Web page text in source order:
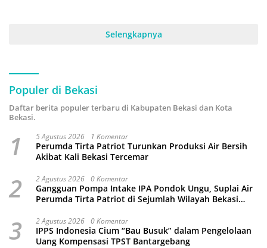
Selengkapnya
Populer di Bekasi
Daftar berita populer terbaru di Kabupaten Bekasi dan Kota
Bekasi.
1 5 Agustus 2026 1 Komentar
Perumda Tirta Patriot Turunkan Produksi Air Bersih
Akibat Kali Bekasi Tercemar
2 2 Agustus 2026 0 Komentar
Gangguan Pompa Intake IPA Pondok Ungu, Suplai Air
Perumda Tirta Patriot di Sejumlah Wilayah Bekasi
3 2 Agustus 2026 0 Komentar
IPPS Indonesia Cium “Bau Busuk” dalam Pengelolaan
Uang Kompensasi TPST Bantargebang